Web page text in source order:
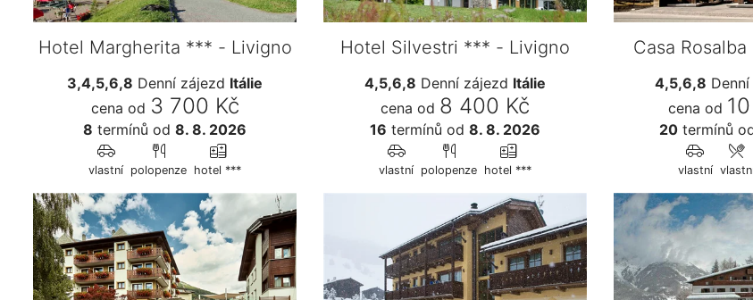
Hotel Margherita *** - Livigno
3,4,5,6,8 Denní zájezd Itálie
cena od 3 700 Kč
8 termínů od 8. 8. 2026
vlastní polopenze hotel ***
Hotel Silvestri *** - Livigno
4,5,6,8 Denní zájezd Itálie
cena od 8 400 Kč
16 termínů od 8. 8. 2026
vlastní polopenze hotel ***
Casa
4,5,6,8
cena od
20 termínů
vlastní